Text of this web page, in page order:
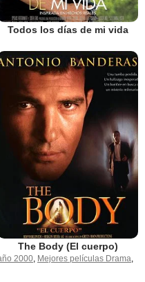
Todos los días de mi vida
The Body (El cuerpo)
2000, Mejores películas Drama,